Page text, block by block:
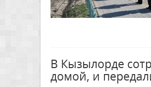
В Кызылорде
домой, и